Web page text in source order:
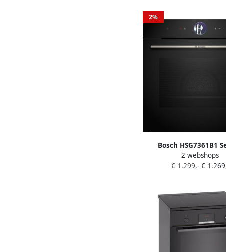
2%
Bosch HSG7361B1
Inbouwoven met
2 webshops
€ 1.299,-€